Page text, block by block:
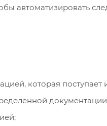
автоматизировать
которая поступает